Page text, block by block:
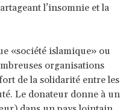
l’insomnie et la
«société islamique» ou
organisations
de la solidarité entre les
Le donateur donne à un